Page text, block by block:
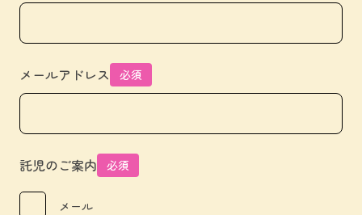
メールアドレス 必須
託児のご案内 必須
メール